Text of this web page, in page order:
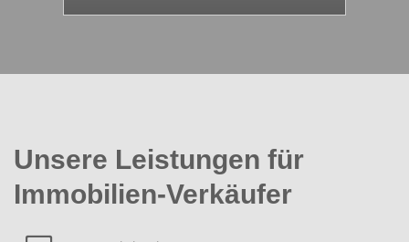
Unsere Leistungen für
Immobilien-Verkäufer